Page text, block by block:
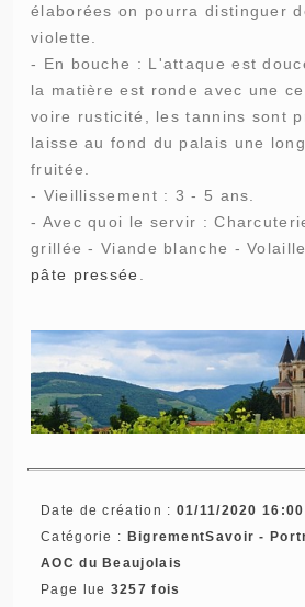
élaborées on pourra distinguer
violette.
- En bouche : L'attaque est
la matière est ronde avec une
voire rusticité, les tannins sont
laisse au fond du palais une
fruitée.
- Vieillissement : 3 - 5 ans.
- Avec quoi le servir :
grillée - Viande blanche -
pâte pressée
Date de création : 01/11/2020 16:00
Catégorie : BigrementSavoir -
AOC du Beaujolais
Page lue 3257 fois